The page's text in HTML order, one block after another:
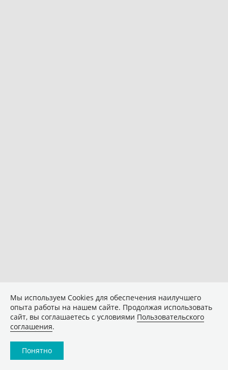
Мы используем Сookies для обеспечения наилучшего
опыта работы на нашем сайте. Продолжая использовать
сайт, вы соглашаетесь с условиями Пользовательского
соглашения.
Понятно